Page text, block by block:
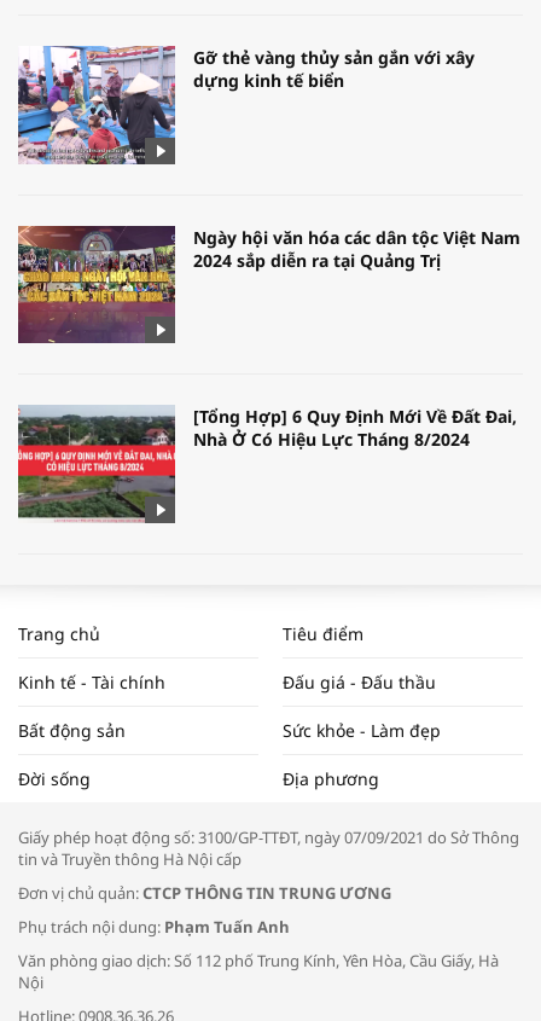
Gỡ thẻ vàng thủy sản gắn với xây
dựng kinh tế biển
Ngày hội văn hóa các dân tộc Việt Nam
2024 sắp diễn ra tại Quảng Trị
[Tổng Hợp] 6 Quy Định Mới Về Đất Đai,
Nhà Ở Có Hiệu Lực Tháng 8/2024
NAM NĂM 2024 VÀ NĂM 2025 | NHỊP
ĐẬP THỊ TRƯỜNG #62
Tọa đàm “Xúc tiến thương mại: Khơi
Bác sĩ tư vấn cách phòng tránh bệnh
đường hô hấp trong thời tiết giao mùa
Trang chủ Tiêu điểm
Kinh tế - Tài chính Đấu giá - Đấu thầu
Bất động sản Sức khỏe - Làm đẹp
Đời sống Địa phương
Giấy phép hoạt động số: 3100/GP-TTĐT, ngày 07/09/2021 do Sở Thông
tin và Truyền thông Hà Nội cấp
Đơn vị chủ quản:CTCP THÔNG TIN TRUNG ƯƠNG
Phụ trách nội dung: Phạm Tuấn Anh
Văn phòng giao dịch: Số 112 phố Trung Kính, Yên Hòa, Cầu Giấy, Hà
Nội
Hotline: 0908.36.36.26